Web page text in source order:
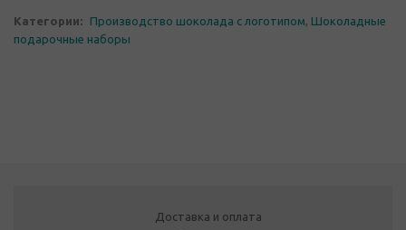
Категории: Производство шоколада с логотипом, Шоколадные
подарочные наборы
Доставка и оплата